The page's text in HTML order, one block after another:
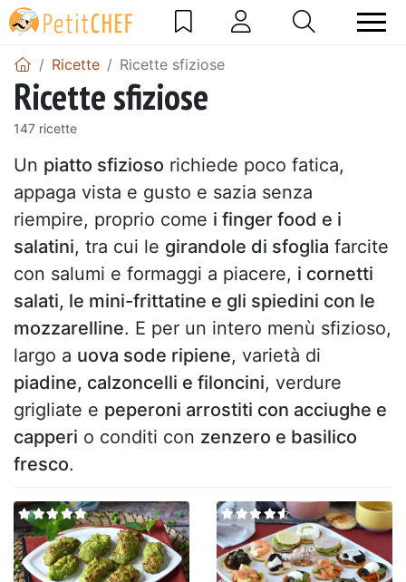
Ricette Ricette sfiziose
Ricette sfiziose
147 ricette
Un piatto sfizioso richiede poco fatica,
appaga vista e gusto e sazia senza
riempire, proprio come i finger food e i
salatini, tra cui le girandole di sfoglia farcite
con salumi e formaggi a piacere, i cornetti
salati, le mini-frittatine e gli spiedini con le
mozzarelline. E per un intero menù sfizioso,
largo a uova sode ripiene, varietà di
piadine, calzoncelli e filoncini, verdure
grigliate e peperoni arrostiti con acciughe e
capperi o conditi con zenzero e basilico
fresco.